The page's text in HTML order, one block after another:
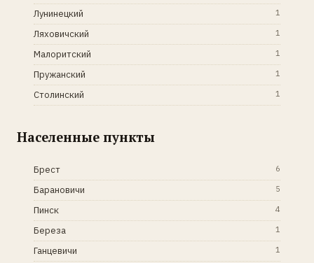
Лунинецкий 1
Ляховичский 1
Малоритский 1
Пружанский 1
Столинский 1
Населенные пункты
Брест 6
Барановичи 5
Пинск 4
Береза 1
Ганцевичи 1